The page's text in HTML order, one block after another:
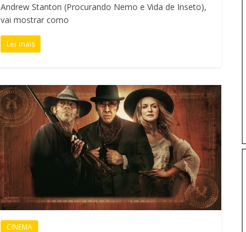
Andrew Stanton (Procurando Nemo e Vida de Inseto),
vai mostrar como
Ler mais
CINEMA